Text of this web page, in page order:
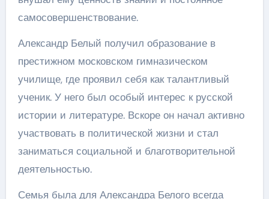
самосовершенствование.
Александр Белый получил образование в
престижном московском гимназическом
училище, где проявил себя как талантливый
ученик. У него был особый интерес к русской
истории и литературе. Вскоре он начал активно
участвовать в политической жизни и стал
заниматься социальной и благотворительной
деятельностью.
Семья была для Александра Белого всегда